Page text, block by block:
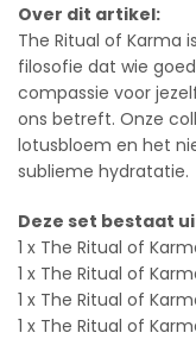
Over dit artikel:
The Ritual of Karma
filosofie dat wie
compassie voor
ons betreft. Onze
lotusbloem en het
sublieme hydratatie.
Deze set bestaat
1 x The Ritual of
1 x The Ritual of
1 x The Ritual of
1 x The Ritual of